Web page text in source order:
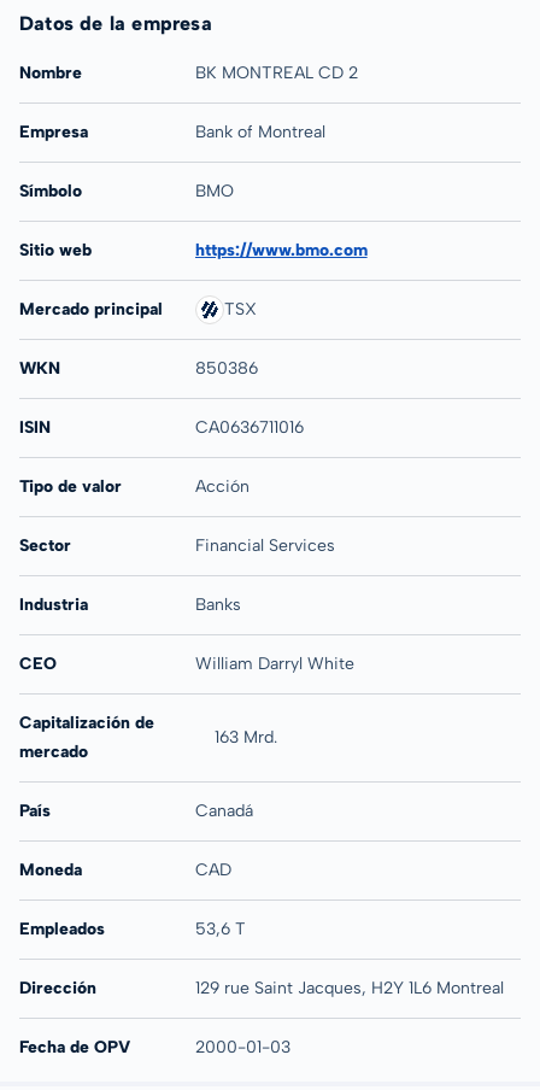
Datos de la empresa
Nombre BK MONTREAL CD 2
Empresa Bank of Montreal
Símbolo BMO
Sitio web https://www.bmo.com
Mercado principal TSX
WKN 850386
ISIN CA0636711016
Tipo de valor Acción
Sector Financial Services
Industria Banks
CEO William Darryl White
Capitalización de
mercado
163 Mrd.
País Canadá
Moneda CAD
Empleados 53,6 T
Dirección 129 rue Saint Jacques, H2Y 1L6 Montreal
Fecha de OPV 2000-01-03